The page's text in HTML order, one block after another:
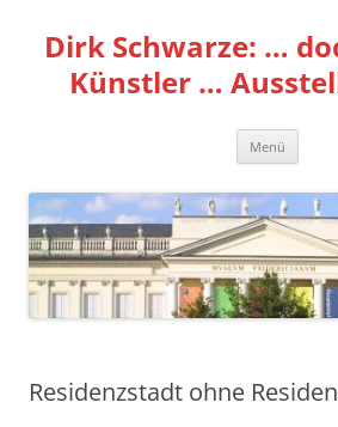
springen
Dirk Schwarze: …
Künstler …
Menü
Residenzstadt ohne